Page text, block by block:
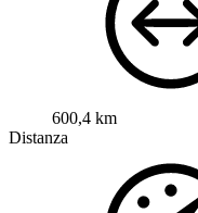
600,4 km
Distanza